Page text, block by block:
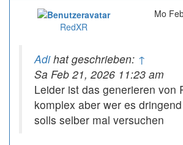
RedXROnline
Mo
Adihat geschrieben: ↑
Sa Feb 21, 2026 11:23 am
Leider ist das generieren von
komplex aber wer es
solls selber mal versuchen